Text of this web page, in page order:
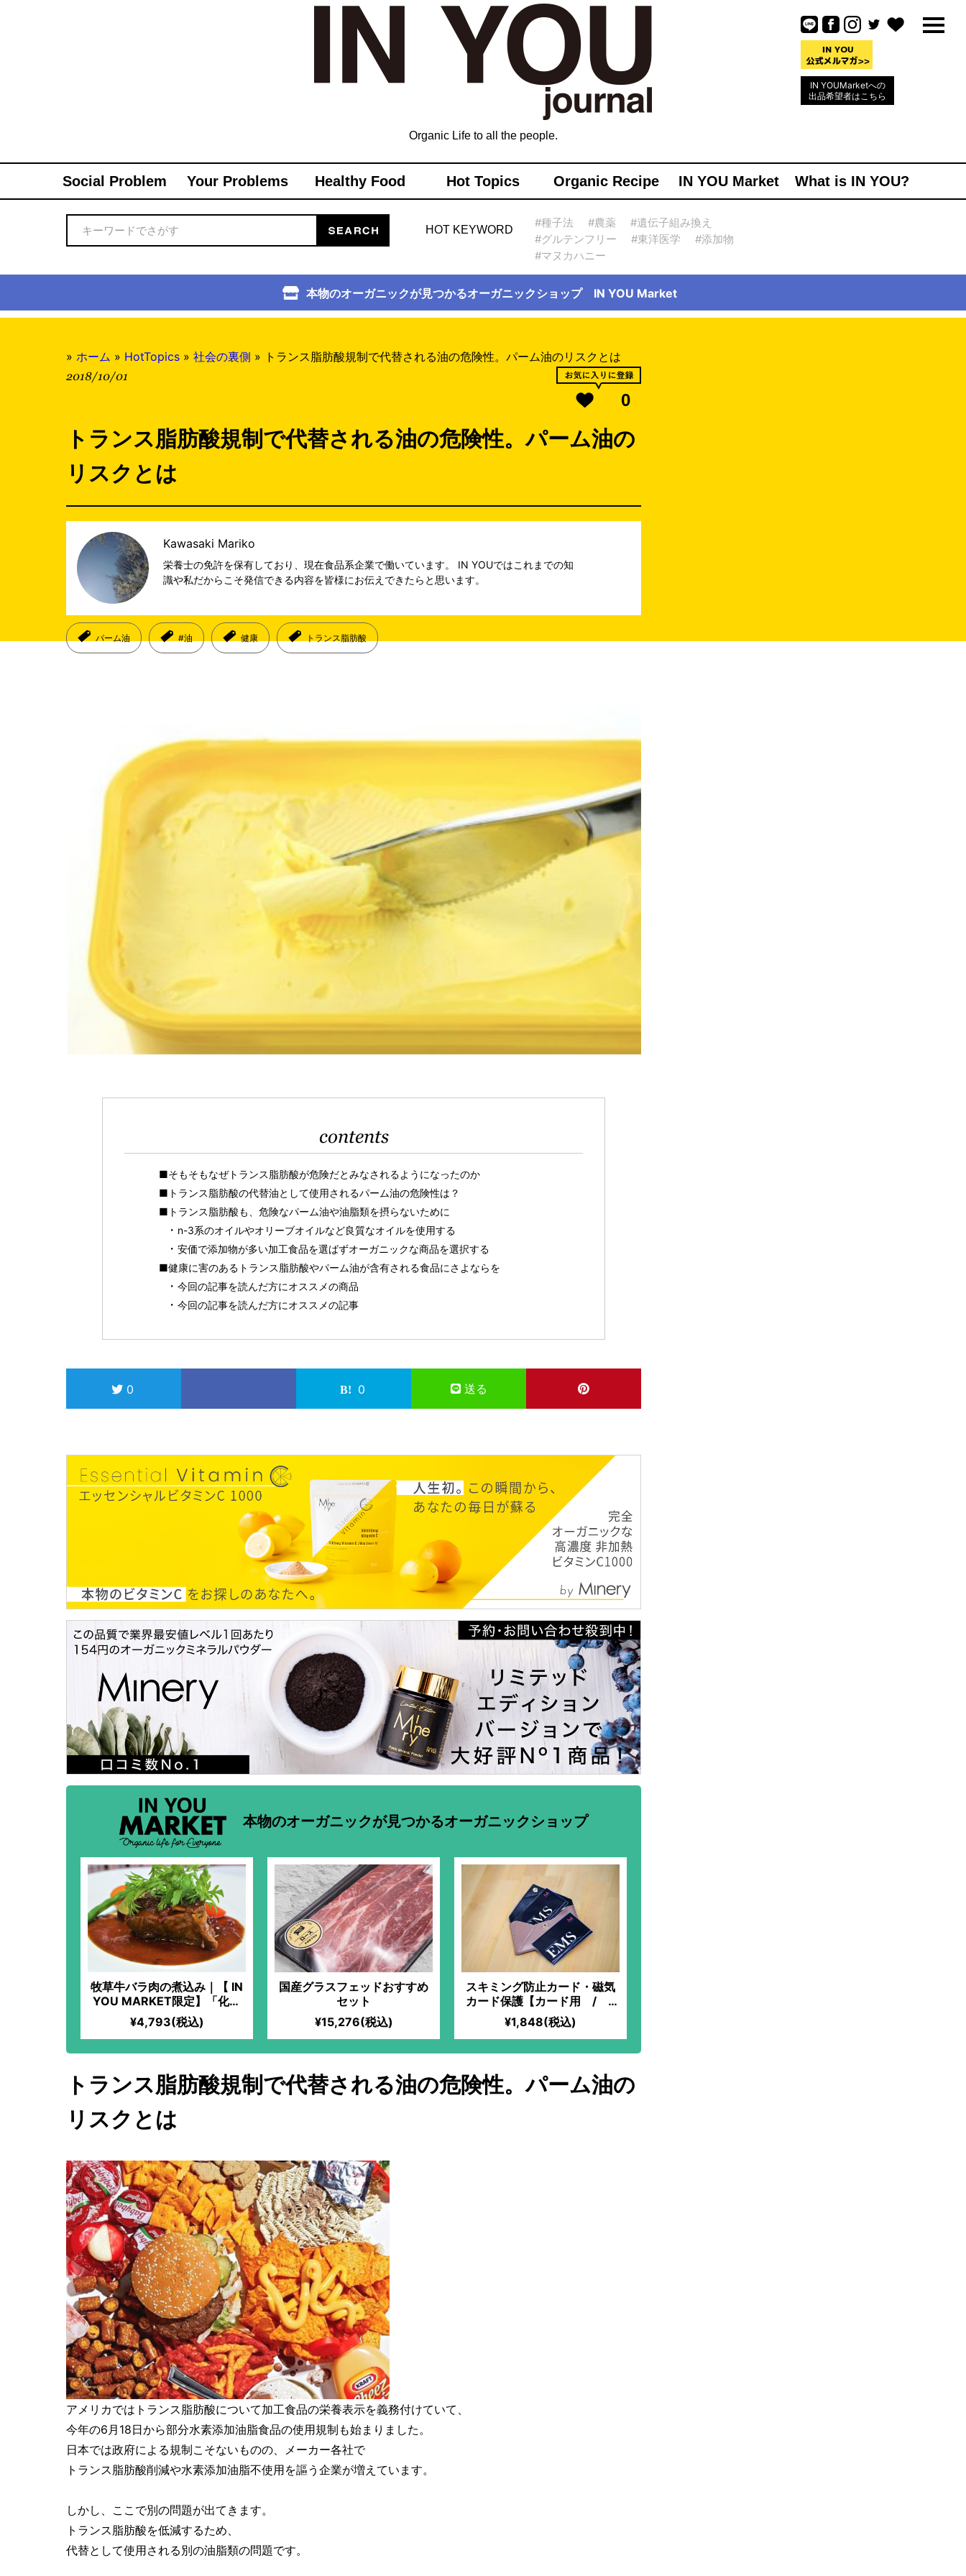
IN YOUMarketへの
出品希望者はこちら
Organic Life to all the people.
Social Problem Your Problems Healthy Food Hot Topics Organic Recipe IN YOU Market What is IN YOU?
HOT KEYWORD
#種子法 #農薬
#遺伝子組み換え
#グルテンフリー
#東洋医学
#添加物
#マヌカハニー
本物のオーガニックが見つかるオーガニックショップ IN YOU Market
» ホーム » HotTopics » 社会の裏側 » トランス脂肪酸規制で代替される油の危険性。パーム油のリスクとは
2018/10/01
0
トランス脂肪酸規制で代替される油の危険性。パーム油の
リスクとは
Kawasaki Mariko
栄養士の免許を保有しており、現在食品系企業で働いています。 IN YOUではこれまでの知
識や私だからこそ発信できる内容を皆様にお伝えできたらと思います。
パーム油 #油 健康 トランス脂肪酸
contents
■そもそもなぜトランス脂肪酸が危険だとみなされるようになったのか
■トランス脂肪酸の代替油として使用されるパーム油の危険性は？
■トランス脂肪酸も、危険なパーム油や油脂類を摂らないために
n-3系のオイルやオリーブオイルなど良質なオイルを使用する
安価で添加物が多い加工食品を選ばずオーガニックな商品を選択する
■健康に害のあるトランス脂肪酸やパーム油が含有される食品にさよならを
今回の記事を読んだ方にオススメの商品
今回の記事を読んだ方にオススメの記事
0 0 送る
本物のオーガニックが見つかるオーガニックショップ
牧草牛バラ肉の煮込み｜【 IN
YOU MARKET限定】「化学
過敏症の妻のために、美味し
いお料理を食べさせてあげた
い」という想いから始まっ
た、全原材料オーガニックの
フレンチ料理！非常に柔らか
くて、旨味たっぷり！贅沢な
満足感！添加物不使用！
¥4,793(税込)
国産グラスフェッドおすすめ
セット
¥15,276(税込)
スキミング防止カード・磁気
カード保護【カード用 / 4
枚組】
¥1,848(税込)
トランス脂肪酸規制で代替される油の危険性。パーム油の
リスクとは
アメリカではトランス脂肪酸について加工食品の栄養表示を義務付けていて、
今年の6月18日から部分水素添加油脂食品の使用規制も始まりました。
日本では政府による規制こそないものの、メーカー各社で
トランス脂肪酸削減や水素添加油脂不使用を謳う企業が増えています。
しかし、ここで別の問題が出てきます。
トランス脂肪酸を低減するため、
代替として使用される別の油脂類の問題です。